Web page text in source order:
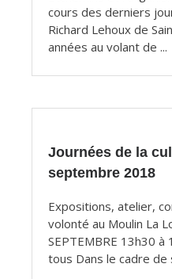
cours des derniers
Richard Lehoux de
années au volant de ...
Journées de la
septembre 2018
Expositions, atelier,
volonté au Moulin La
SEPTEMBRE 13h30
tous Dans le cadre de